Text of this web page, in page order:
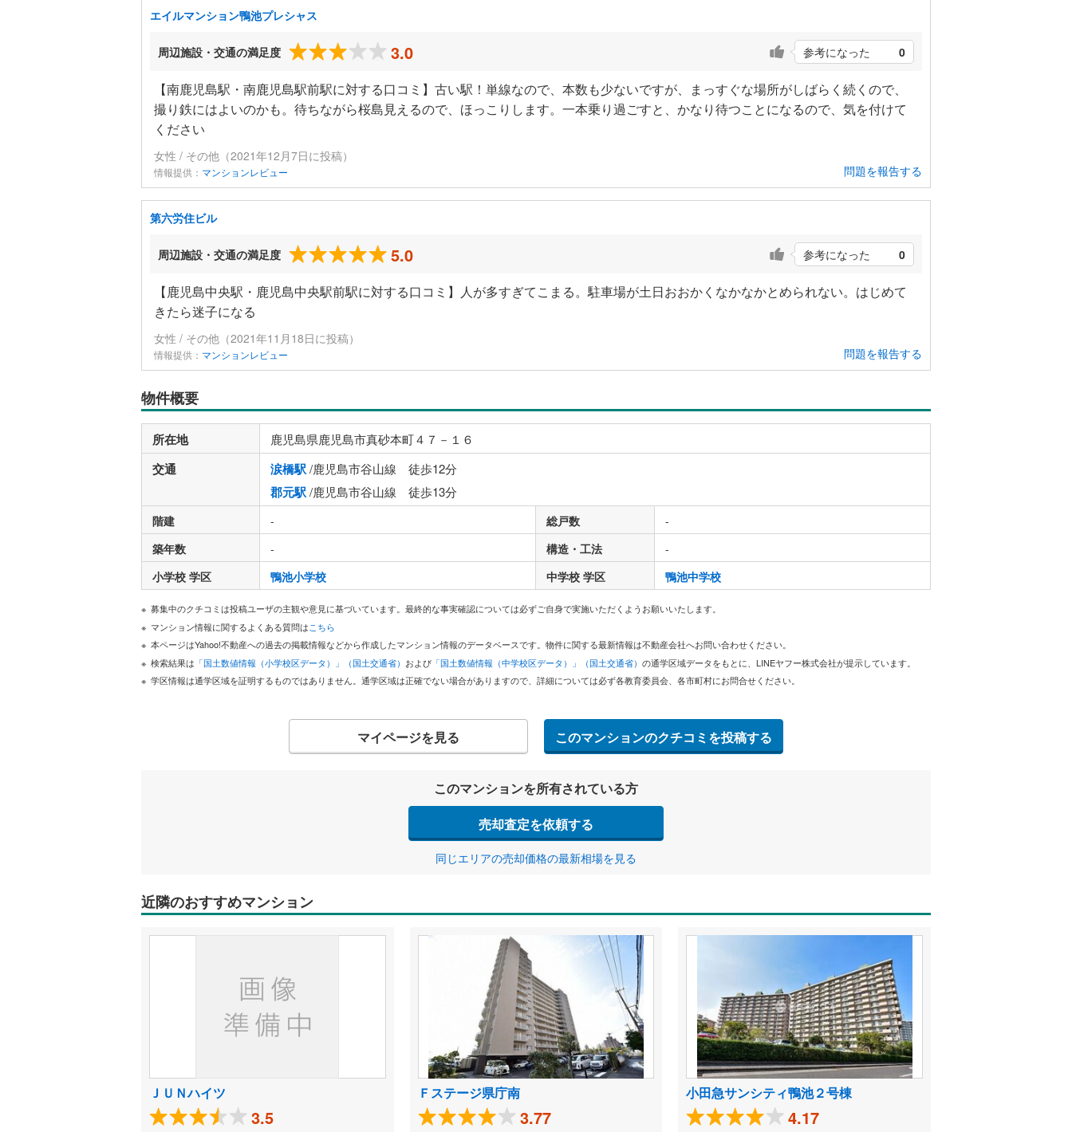
エイルマンション鴨池プレシャス
周辺施設・交通の満足度 3.0 参考になった 0
【南鹿児島駅・南鹿児島駅前駅に対する口コミ】古い駅！単線なので、本数も少ないですが、まっすぐな場所がしばらく続くので、
撮り鉄にはよいのかも。待ちながら桜島見えるので、ほっこりします。一本乗り過ごすと、かなり待つことになるので、気を付けて
ください
女性 / その他（2021年12月7日に投稿）
情報提供： マンションレビュー 問題を報告する
第六労住ビル
周辺施設・交通の満足度 5.0 参考になった 0
【鹿児島中央駅・鹿児島中央駅前駅に対する口コミ】人が多すぎてこまる。駐車場が土日おおかくなかなかとめられない。はじめて
きたら迷子になる
女性 / その他（2021年11月18日に投稿）
情報提供： マンションレビュー 問題を報告する
物件概要
所在地 鹿児島県鹿児島市真砂本町４７－１６
交通 涙橋駅/鹿児島市谷山線 徒歩12分
郡元駅/鹿児島市谷山線 徒歩13分
階建 - 総戸数
-
築年数
- 構造・工法
-
小学校 学区
鴨池小学校 中学校 学区 鴨池中学校
募集中のクチコミは投稿ユーザの主観や意見に基づいています。最終的な事実確認については必ずご自身で実施いただくようお願いいたします。
マンション情報に関するよくある質問はこちら
本ページはYahoo!不動産への過去の掲載情報などから作成したマンション情報のデータベースです。物件に関する最新情報は不動産会社へお問い合わせください。
検索結果は 「国土数値情報（小学校区データ）」（国土交通省） および 「国土数値情報（中学校区データ）」（国土交通省） の通学区域データをもとに、LINEヤフー株式会社が提示しています。
学区情報は通学区域を証明するものではありません。通学区域は正確でない場合がありますので、詳細については必ず各教育委員会、各市町村にお問合せください。
マイページを見る このマンションのクチコミを投稿する
このマンションを所有されている方
売却査定を依頼する
同じエリアの売却価格の最新相場を見る
近隣のおすすめマンション
ＪＵＮハイツ
3.5
Ｆステージ県庁南
3.77
小田急サンシティ鴨池２号棟
4.17